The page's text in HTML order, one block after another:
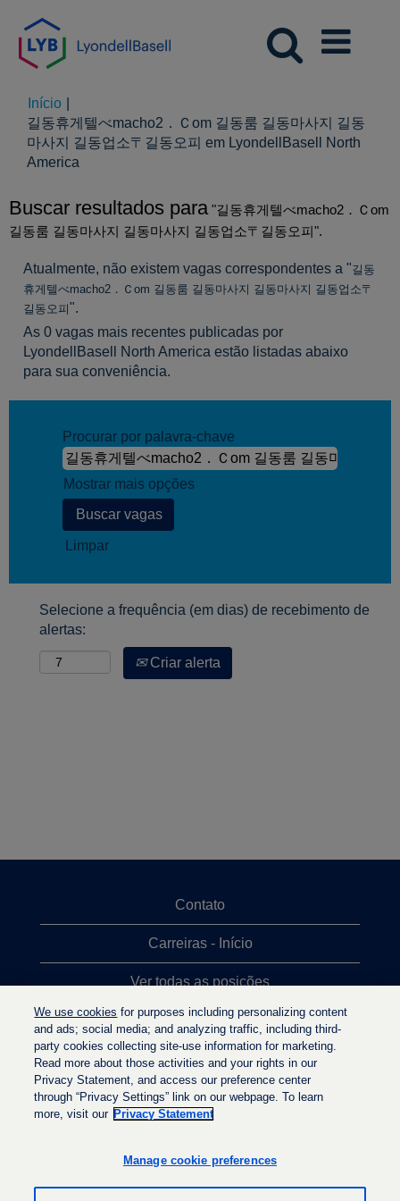
Início
길동휴게텔べmacho2．Ｃom 길동룸 길동마사지 길동
마사지 길동업소〒길동오피 em LyondellBasell North
America
Buscar resultados para "길동휴게텔べmacho2．Ｃom
길동룸 길동마사지 길동마사지 길동업소〒길동오피".
Atualmente, não existem vagas correspondentes a "길동
휴게텔べmacho2．Ｃom 길동룸 길동마사지 길동마사지 길동업소〒
길동오피".
As 0 vagas mais recentes publicadas por
LyondellBasell North America estão listadas abaixo
para sua conveniência.
Procurar por palavra-chave
Mostrar mais opções
Limpar
Selecione a frequência (em dias) de recebimento de
alertas:
Criar alerta
Contato
Carreiras - Início
Ver todas as posições
Posições mais procuradas
Política de privacidade
r
e
r
e
We use cookies for purposes including personalizing content
and ads; social media; and analyzing traffic, including third-
party cookies collecting site-use information for marketing.
Read more about those activities and your rights in our
Privacy Statement, and access our preference center
through “Privacy Settings” link on our webpage. To learn
more, visit our Privacy Statement
Manage cookie preferences